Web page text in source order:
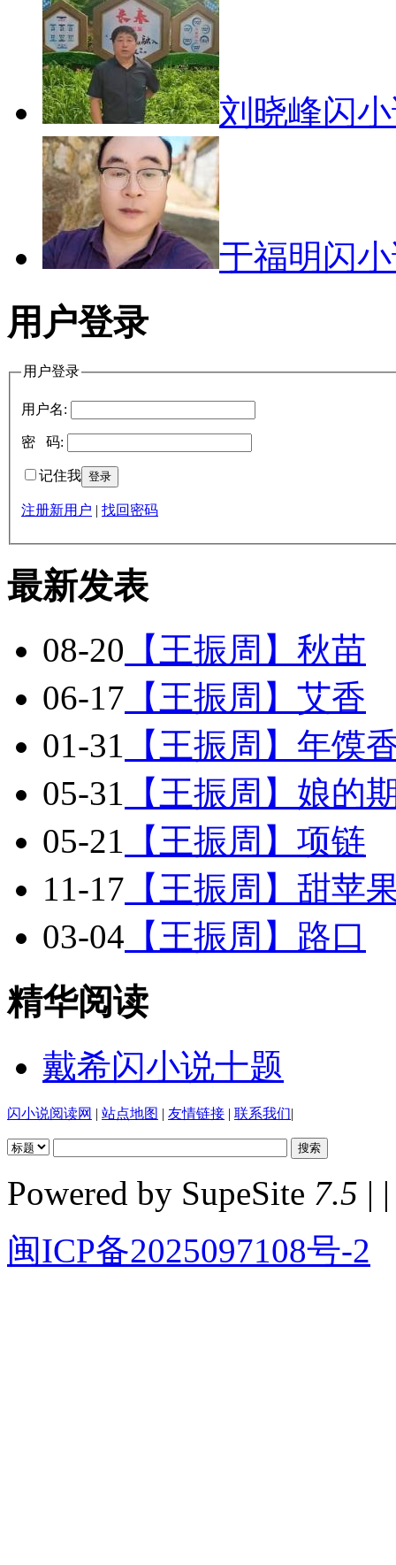
刘晓峰闪
于福明闪
用户登录
用户登录
用户名:
密 码:
记住我
注册新用户 | 找回密码
最新发表
08-20 【王振周】秋苗
06-17 【王振周】艾香
01-31 【王振周】年馍
05-31 【王振周】娘的
05-21 【王振周】项链
11-17 【王振周】甜苹
03-04 【王振周】路口
精华阅读
戴希闪小说十题
闪小说阅读网 | 站点地图 | 友情链接 | 联系我们|
Powered by SupeSite 7.5 | |
闽ICP备2025097108号-2